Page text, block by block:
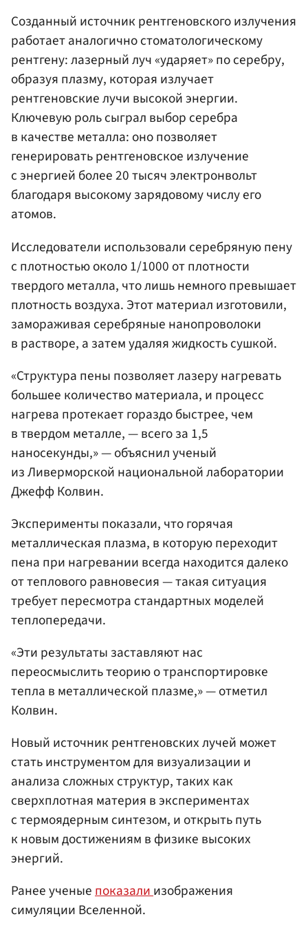
Созданный источник рентгеновского излучения
работает аналогично стоматологическому
рентгену: лазерный луч «ударяет» по серебру,
образуя плазму, которая излучает
рентгеновские лучи высокой энергии.
Ключевую роль сыграл выбор серебра
в качестве металла: оно позволяет
генерировать рентгеновское излучение
с энергией более 20 тысяч электронвольт
благодаря высокому зарядовому числу его
атомов.
Исследователи использовали серебряную пену
с плотностью около 1/1000 от плотности
твердого металла, что лишь немного превышает
плотность воздуха. Этот материал изготовили,
замораживая серебряные нанопроволоки
в растворе, а затем удаляя жидкость сушкой.
«Структура пены позволяет лазеру нагревать
большее количество материала, и процесс
нагрева протекает гораздо быстрее, чем
в твердом металле, — всего за 1,5
наносекунды,» — объяснил ученый
из Ливерморской национальной лаборатории
Джефф Колвин.
Эксперименты показали, что горячая
металлическая плазма, в которую переходит
пена при нагревании всегда находится далеко
от теплового равновесия — такая ситуация
требует пересмотра стандартных моделей
теплопередачи.
«Эти результаты заставляют нас
переосмыслить теорию о транспортировке
тепла в металлической плазме,» — отметил
Колвин.
Новый источник рентгеновских лучей может
стать инструментом для визуализации и
анализа сложных структур, таких как
сверхплотная материя в экспериментах
с термоядерным синтезом, и открыть путь
к новым достижениям в физике высоких
энергий.
Ранее ученыепоказалиизображения
симуляции Вселенной.